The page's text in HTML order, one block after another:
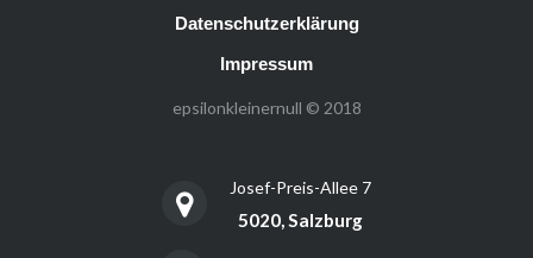
Datenschutzerklärung
Impressum
epsilonkleinernull © 2018
Josef-Preis-Allee 7
5020, Salzburg